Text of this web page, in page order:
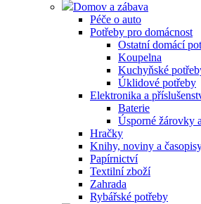
Domov a zábava
Péče o auto
Potřeby pro domácnost
Ostatní domácí
Koupelna
Kuchyňské
Úklidové potřeby
Elektronika a
Baterie
Úsporné žárovky
Hračky
Knihy, noviny a
Papírnictví
Textilní zboží
Zahrada
Rybářské potřeby